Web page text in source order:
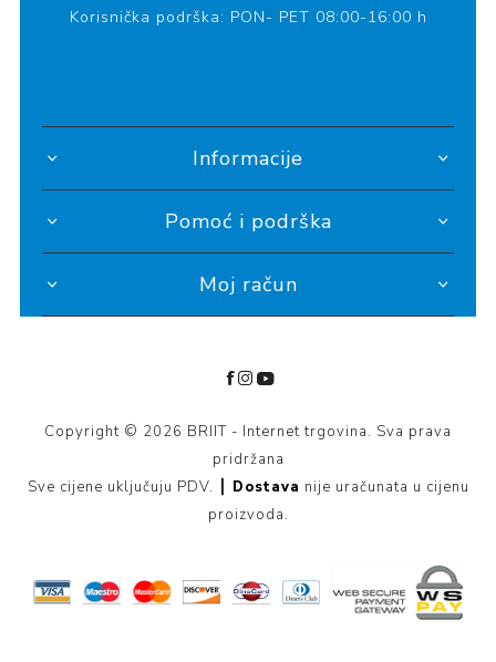
Korisnička podrška: PON- PET 08:00-16:00 h
Informacije
Pomoć i podrška
Moj račun
Copyright © 2026 BRIIT - Internet trgovina. Sva prava
pridržana
Sve cijene uključuju PDV. ┃ Dostava nije uračunata u cijenu
proizvoda.